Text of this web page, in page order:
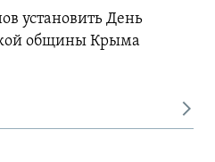
установить День
общины Крыма